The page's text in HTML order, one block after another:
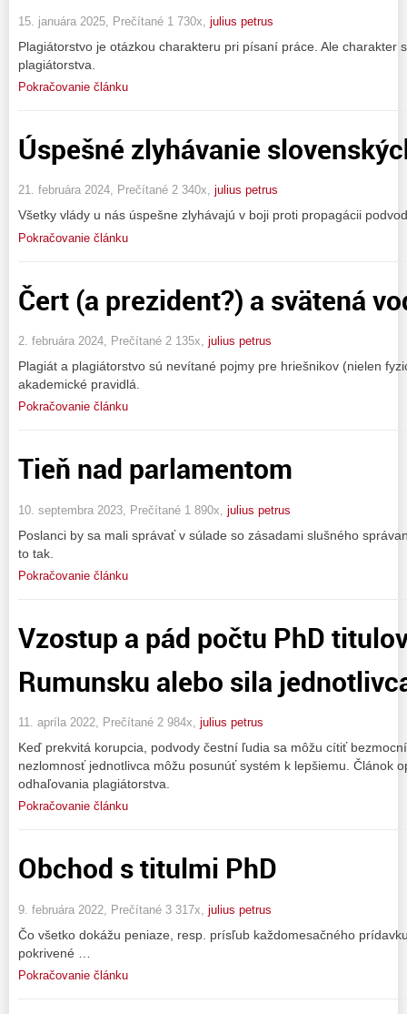
15. januára 2025, Prečítané 1 730x, julius petrus
Plagiátorstvo je otázkou charakteru pri písaní práce. Ale charakter
plagiátorstva.
Pokračovanie článku
Úspešné zlyhávanie
21. februára 2024, Prečítané 2 340x, julius petrus
Všetky vlády u nás úspešne zlyhávajú v boji proti propagácii
Pokračovanie článku
Čert (a prezident?) a svätená
2. februára 2024, Prečítané 2 135x, julius petrus
Plagiát a plagiátorstvo sú nevítané pojmy pre hriešnikov (nielen
akademické pravidlá.
Pokračovanie článku
Tieň nad parlamentom
10. septembra 2023, Prečítané 1 890x, julius petrus
Poslanci by sa mali správať v súlade so zásadami slušného
to tak.
Pokračovanie článku
Vzostup a pád počtu PhD
Rumunsku alebo sila
11. apríla 2022, Prečítané 2 984x, julius petrus
Keď prekvitá korupcia, podvody čestní ľudia sa môžu cítiť
nezlomnosť jednotlivca môžu posunúť systém k lepšiemu. Článok
odhaľovania plagiátorstva.
Pokračovanie článku
Obchod s titulmi PhD
9. februára 2022, Prečítané 3 317x, julius petrus
Čo všetko dokážu peniaze, resp. prísľub každomesačného
pokrivené …
Pokračovanie článku